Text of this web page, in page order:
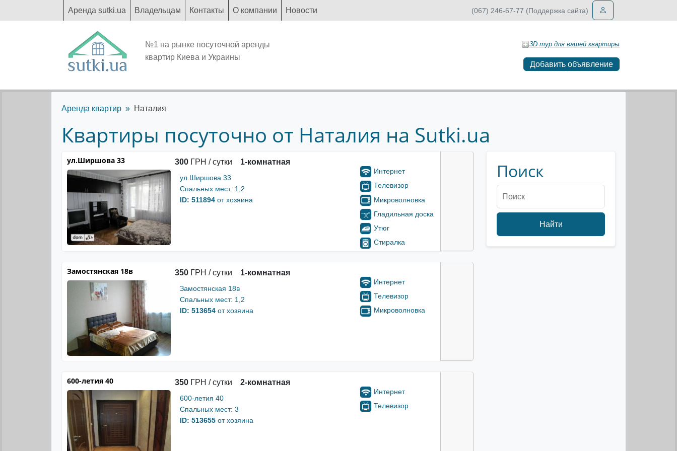
Аренда sutki.ua Владельцам Контакты О компании Новости (067) 246-67-77 (Поддержка сайта)
№1 на рынке посуточной аренды
квартир Киева и Украины
3D тур для вашей квартиры
Добавить объявление
Аренда квартир Наталия
Квартиры посуточно от Наталия на Sutki.ua
ул.Ширшова 33 300 ГРН / сутки 1-комнатная
ул.Ширшова 33
Спальных мест: 1,2
ID: 511894 от хозяина
Интернет
Телевизор
Микроволновка
Гладильная доска
Утюг
Стиралка
Замостянская 18в 350 ГРН / сутки 1-комнатная
Замостянская 18в
Спальных мест: 1,2
ID: 513654 от хозяина
Интернет
Телевизор
Микроволновка
600-летия 40 350 ГРН / сутки 2-комнатная
600-летия 40
Спальных мест: 3
ID: 513655 от хозяина
Интернет
Телевизор
Поиск
Найти